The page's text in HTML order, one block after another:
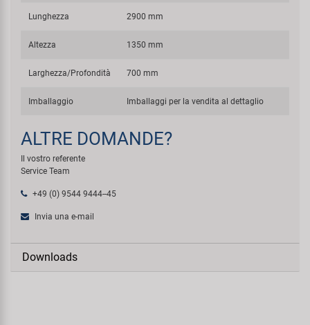
Lunghezza 2900 mm
Altezza 1350 mm
Larghezza/Profondità 700 mm
Imballaggio Imballaggi per la vendita al dettaglio
ALTRE DOMANDE?
Il vostro referente
Service Team
+49 (0) 9544 9444--45
Invia una e-mail
Downloads